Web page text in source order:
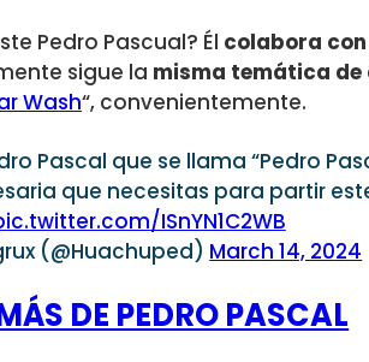
Pedro Pascual? Él colabora con
sigue la misma temática de
Wash“, convenientemente.
Pascal que se llama “Pedro
que necesitas para partir
ISnYN1C2WB
(@Huachuped) March 14, 2024
DE PEDRO PASCAL